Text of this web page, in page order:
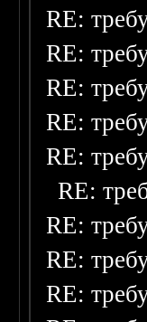
RE:
RE:
RE:
RE:
RE:
RE:
RE:
RE:
RE: